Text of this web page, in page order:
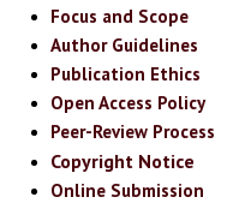
Focus and Scope
Author Guidelines
Publication Ethics
Open Access Policy
Peer-Review Process
Copyright Notice
Online Submission